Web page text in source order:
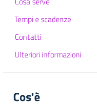
Tempi e scadenze
Contatti
Ulteriori informazioni
Cos'è